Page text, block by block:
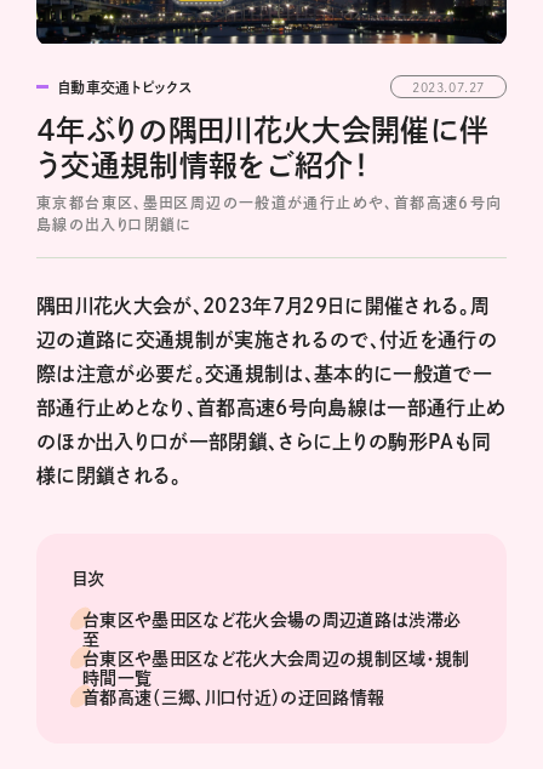
自動車交通トピックス 2023.07.27
４年ぶりの隅田川花火大会開催に伴
う交通規制情報をご紹介！
東京都台東区、墨田区周辺の一般道が通行止めや、首都高速6号向
島線の出入り口閉鎖に
隅田川花火大会が、2023年7月29日に開催される。周
辺の道路に交通規制が実施されるので、付近を通行の
際は注意が必要だ。交通規制は、基本的に一般道で一
部通行止めとなり、首都高速6号向島線は一部通行止め
のほか出入り口が一部閉鎖、さらに上りの駒形PAも同
様に閉鎖される。
目次
台東区や墨田区など花火会場の周辺道路は渋滞必
至
台東区や墨田区など花火大会周辺の規制区域・規制
時間一覧
首都高速（三郷、川口付近）の迂回路情報